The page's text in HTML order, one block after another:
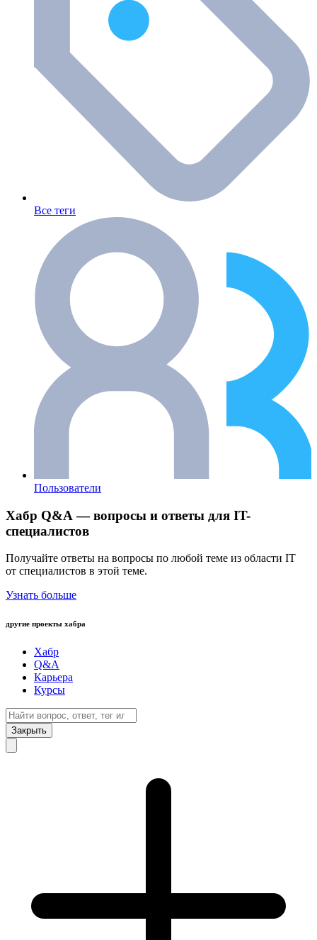
Все теги
Пользователи
Хабр Q&A — вопросы и ответы для IT-
специалистов
Получайте ответы на вопросы по любой теме из области IT
от специалистов в этой теме.
Узнать больше
другие проекты хабра
Хабр
Q&A
Карьера
Курсы
Закрыть